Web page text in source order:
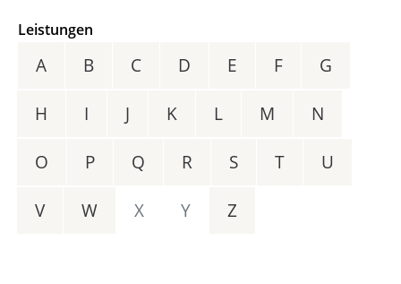
Leistungen
A B C D E F G
H I J K L M N
O P Q R S T U
V W X Y Z